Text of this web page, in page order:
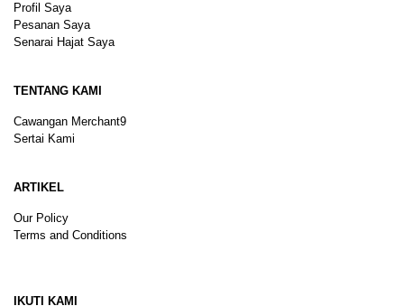
Profil Saya
Pesanan Saya
Senarai Hajat Saya
TENTANG KAMI
Cawangan Merchant9
Sertai Kami
ARTIKEL
Our Policy
Terms and Conditions
IKUTI KAMI